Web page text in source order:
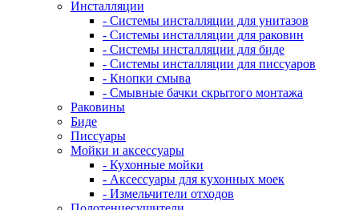
Инсталляции
- Системы инсталляции для унитазов
- Системы инсталляции для раковин
- Системы инсталляции для биде
- Системы инсталляции для писсуаров
- Кнопки смыва
- Смывные бачки скрытого монтажа
Раковины
Биде
Писсуары
Мойки и аксессуары
- Кухонные мойки
- Аксессуары для кухонных моек
- Измельчители отходов